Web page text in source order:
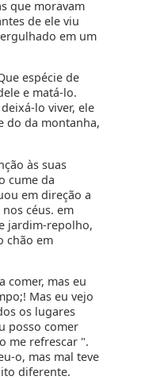
que moravam
de ele viu
em um
espécie de
e matá-lo.
lo viver, ele
do da montanha,
às suas
cume da
em direção a
céus. em
jardim-repolho,
chão em
comer, mas eu
Mas eu vejo
os lugares
posso comer
me refrescar ".
o, mas mal teve
diferente.